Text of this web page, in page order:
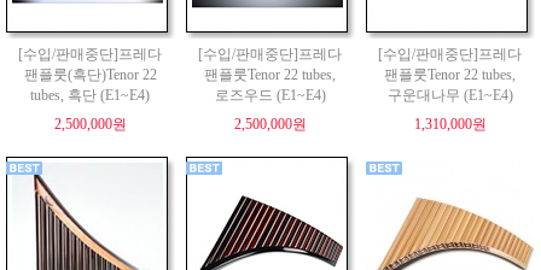
[수입/판매중단]프레다
팬플룻(흑단)Tenor 22
tubes, 흑단 (E1~E4)
2,500,000원
[수입/판매중단]프레다
팬플룻Tenor 22 tubes,
로즈우드 (E1~E4)
2,500,000원
[수입/판매중단]프레다
팬플룻Tenor 22 tubes,
구운대나무 (E1~E4)
1,310,000원